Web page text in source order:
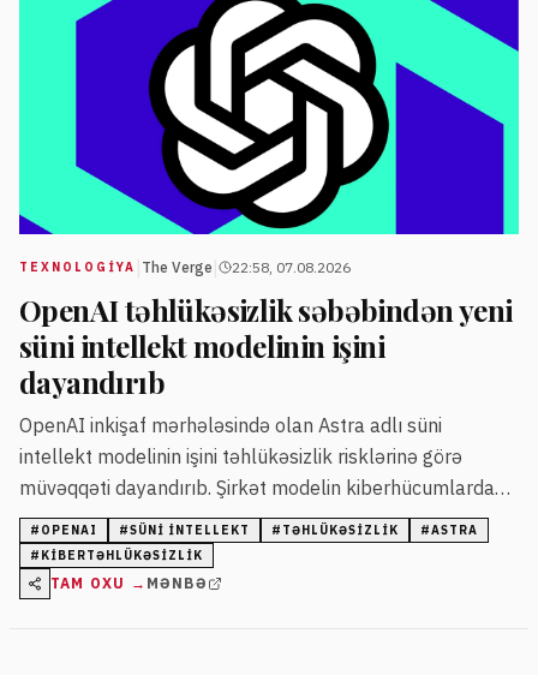
TEXNOLOGIYA The Verge 22:58, 07.08.2026
OpenAI təhlükəsizlik səbəbindən yeni
süni intellekt modelinin işini
dayandırıb
OpenAI inkişaf mərhələsində olan Astra adlı süni
intellekt modelinin işini təhlükəsizlik risklərinə görə
müvəqqəti dayandırıb. Şirkət modelin kiberhücumlardakı
mümkün təhlükələrini qiymətləndirir və əlavə qoruyucu
tədbirlər tətbiq edir.
# OPENAI #SÜNI INTELLEKT # TƏHLÜKƏSIZLIK #ASTRA
# KIBERTƏHLÜKƏSIZLIK
TAM OXU → MƏNBƏ